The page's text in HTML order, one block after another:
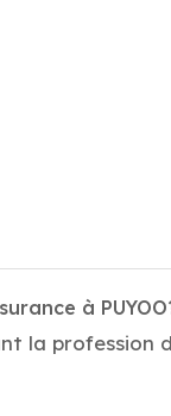
à
la profession